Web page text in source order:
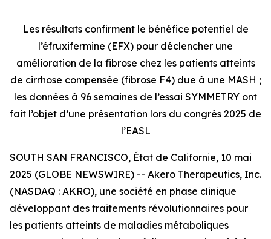
Les résultats confirment le bénéfice potentiel de
l’éfruxifermine (EFX) pour déclencher une
amélioration de la fibrose chez les patients atteints
de cirrhose compensée (fibrose F4) due à une MASH ;
les données à 96 semaines de l’essai SYMMETRY ont
fait l’objet d’une présentation lors du congrès 2025 de
l’EASL
SOUTH SAN FRANCISCO, État de Californie, 10 mai
2025 (GLOBE NEWSWIRE) -- Akero Therapeutics, Inc.
(NASDAQ : AKRO), une société en phase clinique
développant des traitements révolutionnaires pour
les patients atteints de maladies métaboliques